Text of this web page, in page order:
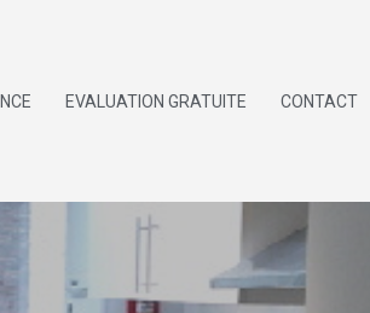
EVALUATION GRATUITE CONTACT